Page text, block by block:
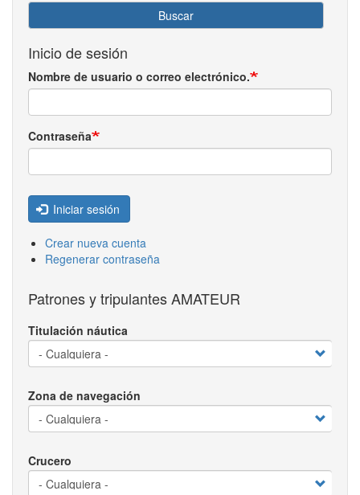
Buscar
Inicio de sesión
Nombre de usuario o correo electrónico.
Contraseña
Iniciar sesión
Crear nueva cuenta
Regenerar contraseña
Patrones y tripulantes AMATEUR
Titulación náutica
Zona de navegación
Crucero